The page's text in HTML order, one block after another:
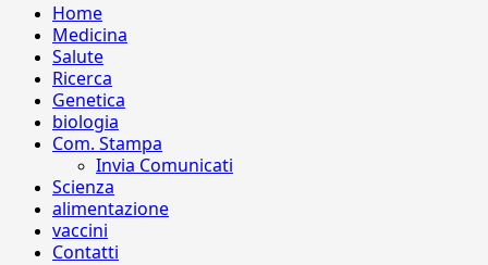
Home
Medicina
Salute
Ricerca
Genetica
biologia
Com. Stampa
Invia Comunicati
Scienza
alimentazione
vaccini
Contatti